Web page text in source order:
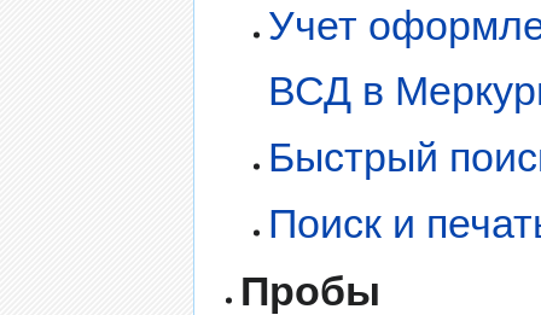
Учет
ВСД в
Быстрый
Поиск и
Пробы